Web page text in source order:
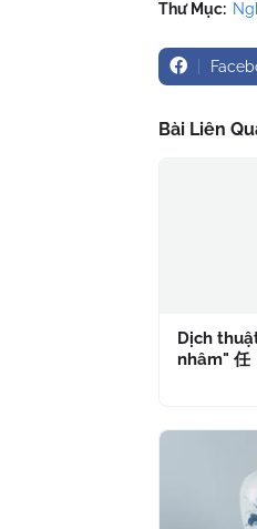
Thư Mục:
Bài Liên
Dịch
nhâm" 任